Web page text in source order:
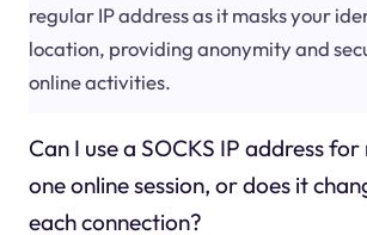
regular IP address as it masks your
location, providing anonymity and
online activities.
Can I use a SOCKS IP address
one online session, or does it
each connection?